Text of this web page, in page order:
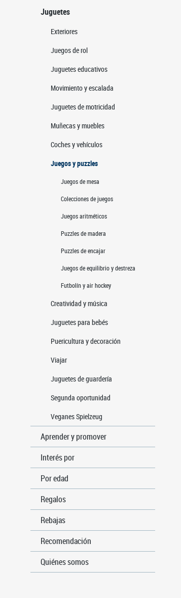
Juguetes
Exteriores
Juegos de rol
Juguetes educativos
Movimiento y escalada
Juguetes de motricidad
Muñecas y muebles
Coches y vehículos
Juegos y puzzles
Juegos de mesa
Colecciones de juegos
Juegos aritméticos
Puzzles de madera
Puzzles de encajar
Juegos de equilibrio y destreza
Futbolín y air hockey
Creatividad y música
Juguetes para bebés
Puericultura y decoración
Viajar
Juguetes de guardería
Segunda oportunidad
Veganes Spielzeug
Aprender y promover
Interés por
Por edad
Regalos
Rebajas
Recomendación
Quiénes somos